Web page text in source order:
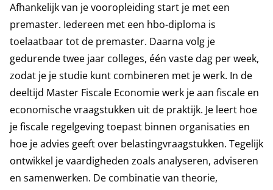
Afhankelijk van je vooropleiding start je met een
premaster. Iedereen met een hbo-diploma is
toelaatbaar tot de premaster. Daarna volg je
gedurende twee jaar colleges, één vaste dag per week,
zodat je je studie kunt combineren met je werk. In de
deeltijd Master Fiscale Economie werk je aan fiscale en
economische vraagstukken uit de praktijk. Je leert hoe
je fiscale regelgeving toepast binnen organisaties en
hoe je advies geeft over belastingvraagstukken. Tegelijk
ontwikkel je vaardigheden zoals analyseren, adviseren
en samenwerken. De combinatie van theorie,